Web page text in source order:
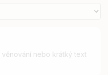
věnování nebo krátký text